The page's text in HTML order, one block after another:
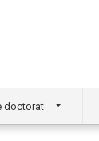
doctorat